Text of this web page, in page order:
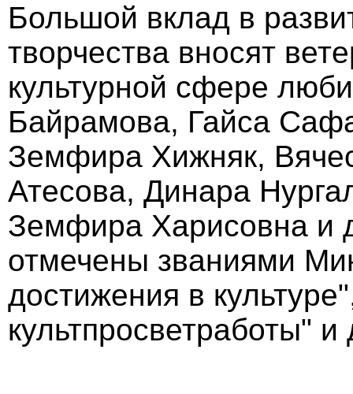
Большой вклад в
творчества вносят
культурной сфере
Байрамова, Гайса
Земфира Хижняк,
Атесова, Динара
Земфира Харисовна и
отмечены званиями
достижения в
культпросветработы" и